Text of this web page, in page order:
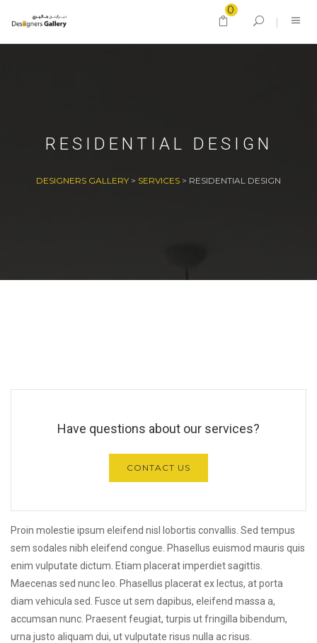
0
RESIDENTIAL DESIGN
DESIGNERS GALLERY > SERVICES > RESIDENTIAL DESIGN
Have questions about our services?
CONTACT US
Proin molestie ipsum eleifend nisl lobortis convallis. Sed tempus
sem sodales nibh eleifend congue. Phasellus euismod mauris quis
enim vulputate dictum. Etiam placerat imperdiet sagittis.
Maecenas sed nunc leo. Phasellus placerat ex lectus, at porta
diam vehicula sed. Fusce ut sem dapibus, eleifend massa a,
accumsan nunc. Praesent feugiat, turpis ut fringilla bibendum,
urna justo aliquam dui, ut vulputate risus nulla ac risus.